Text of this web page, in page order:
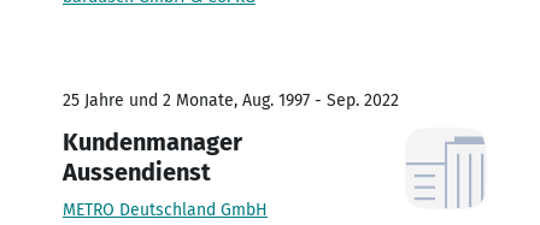
25 Jahre und 2 Monate, Aug. 1997 - Sep. 2022
Kundenmanager
Aussendienst
METRO Deutschland GmbH